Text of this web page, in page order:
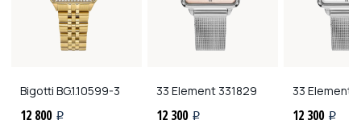
Bigotti BG.1.10599-3
12 800 i
33 Element 331829
12 300 i
33 Element
12 300 i